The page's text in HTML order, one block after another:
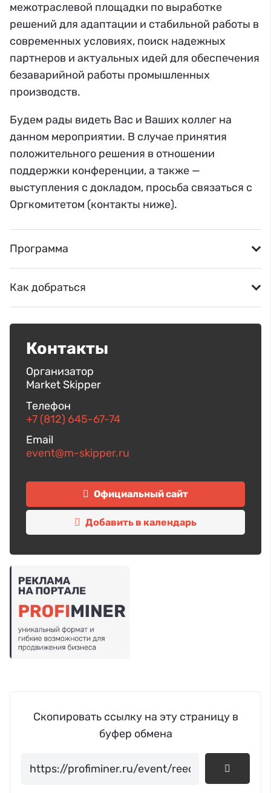
межотраслевой площадки по выработке
решений для адаптации и стабильной работы в
современных условиях, поиск надежных
партнеров и актуальных идей для обеспечения
безаварийной работы промышленных
производств.
Будем рады видеть Вас и Ваших коллег на
данном мероприятии. В случае принятия
положительного решения в отношении
поддержки конференции, а также —
выступления с докладом, просьба связаться с
Оргкомитетом (контакты ниже).
Программа
Как добраться
Контакты
Организатор
Market Skipper
Телефон
+7 (812) 645-67-74
Email
event@m-skipper.ru
Официальный сайт
Добавить в календарь
Скопировать ссылку на эту страницу в
буфер обмена